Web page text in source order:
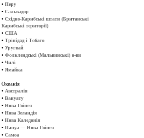
• Перу
• Сальвадор
• Східно-Карибські штати (Британські
Карибські території)
• США
• Трінідад і Тобаго
• Уругвай
• Фолклендські (Мальвинські) о-ви
• Чилі
• Ямайка
Океанія
• Австралія
• Вануату
• Нова Гвінея
• Нова Зеландія
• Нова Каледонія
• Папуа — Нова Гвінея
• Самоа